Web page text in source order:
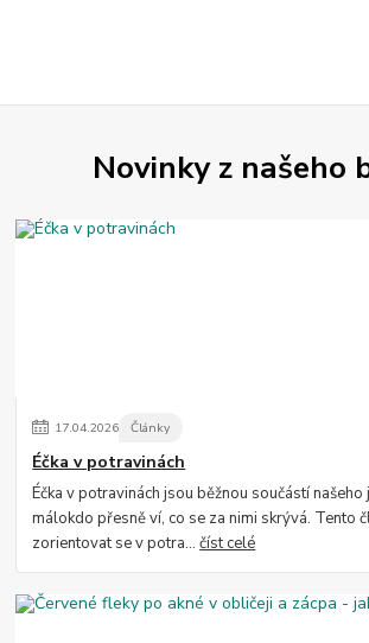
Novinky z našeho
17.04.2026 Články
Éčka v potravinách
Éčka v potravinách jsou běžnou součástí našeho
málokdo přesně ví, co se za nimi skrývá. Tento
zorientovat se v potra...číst celé